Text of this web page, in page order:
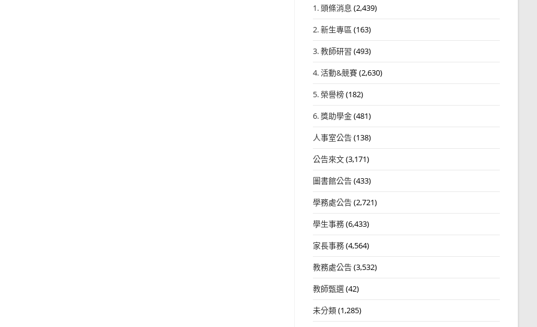
1. 頭條消息 (2,439)
2. 新生專區 (163)
3. 教師研習 (493)
4. 活動&競賽(2,630)
5. 榮譽榜(182)
6. 獎助學金(481)
人事室公告(138)
公告來文(3,171)
圖書館公告(433)
學務處公告(2,721)
學生事務(6,433)
家長事務(4,564)
教務處公告(3,532)
教師甄選(42)
未分類(1,285)